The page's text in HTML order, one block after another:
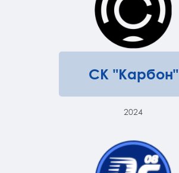
СК "Карбон"
2024